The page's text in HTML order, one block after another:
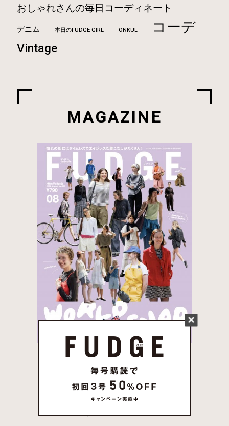
おしゃれさんの毎日コーディネート
デニム 本日のFUDGE GIRL ONKUL コーデ
Vintage
MAGAZINE
FUDGE 2026年 7月売
り 発売中